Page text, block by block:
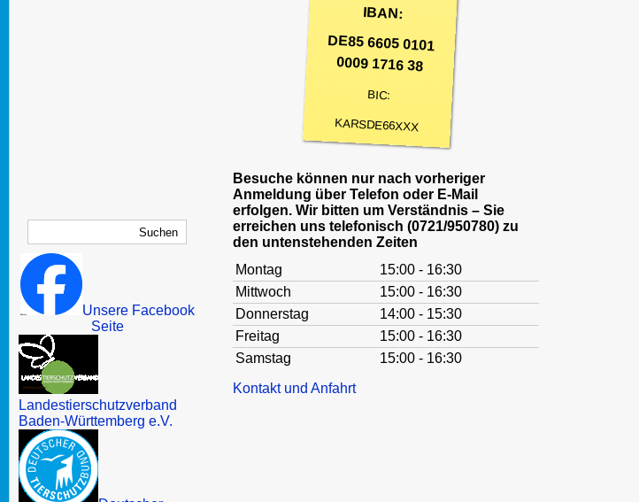
Unsere Facebook
Seite
Landestierschutzverband
Baden-Württemberg e.V.
IBAN:
DE85 6605 0101
0009 1716 38
BIC:
KARSDE66XXX
Besuche können nur nach vorheriger
Anmeldung über Telefon oder E-Mail
erfolgen. Wir bitten um Verständnis – Sie
erreichen uns telefonisch (0721/950780) zu
den untenstehenden Zeiten
Montag
15:00 - 16:30
Mittwoch
15:00 - 16:30
Donnerstag
14:00 - 15:30
Freitag
15:00 - 16:30
Samstag
15:00 - 16:30
Kontakt und Anfahrt